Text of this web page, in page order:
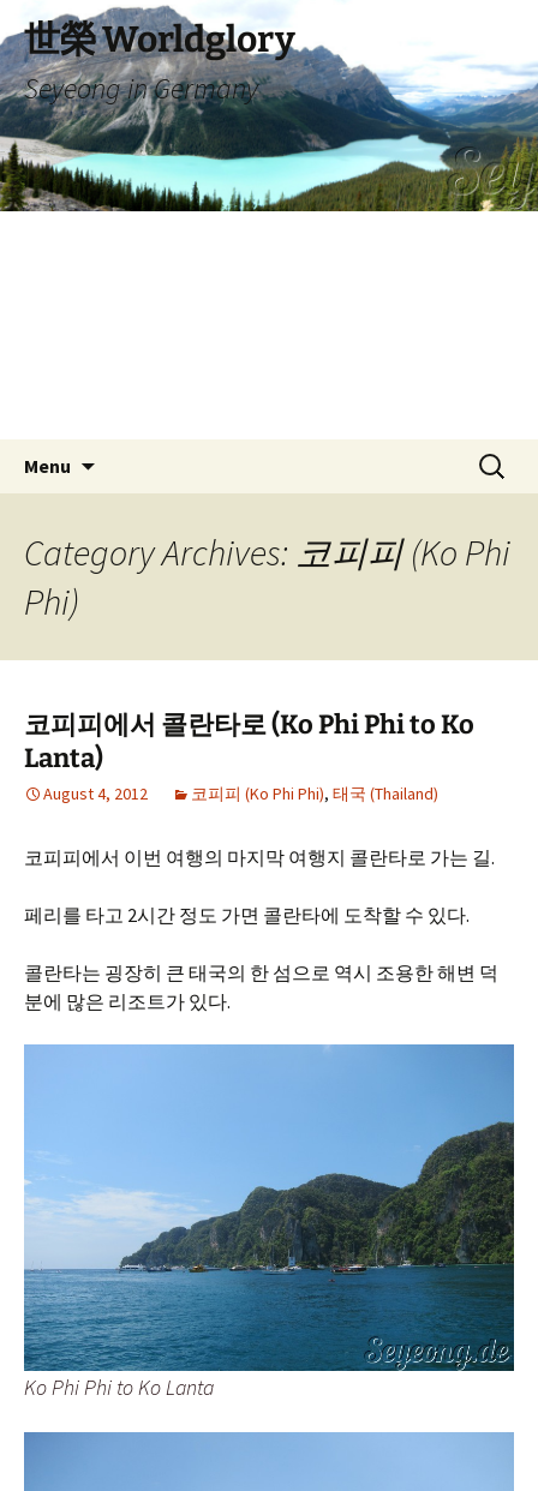
to
content
世榮 Worldglory
Seyeong in Germany
Menu
Search
for:
Category Archives: 코피피 (Ko Phi
Phi)
코피피에서 콜란타로 (Ko Phi Phi to Ko
Lanta)
August 4, 2012 코피피 (Ko Phi Phi), 태국 (Thailand)
코피피에서 이번 여행의 마지막 여행지 콜란타로 가는 길.
페리를 타고 2시간 정도 가면 콜란타에 도착할 수 있다.
콜란타는 굉장히 큰 태국의 한 섬으로 역시 조용한 해변 덕
분에 많은 리조트가 있다.
Ko Phi Phi to Ko Lanta